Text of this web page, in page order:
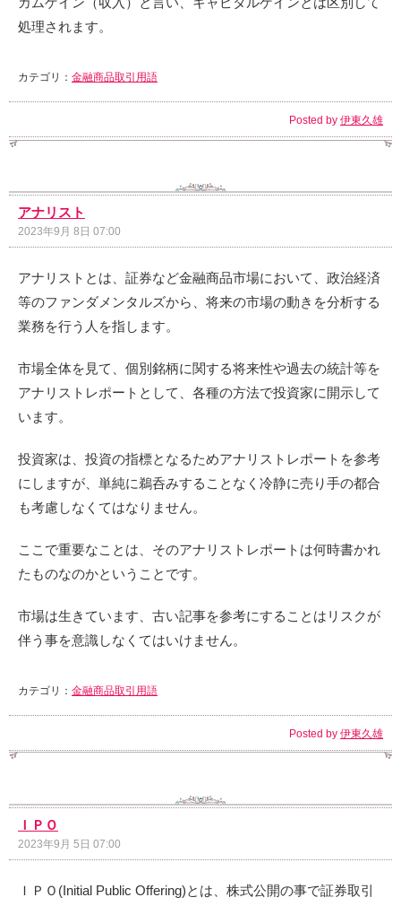
処理されます。
カテゴリ： 金融商品取引用語
Posted by 伊東久雄
アナリスト
2023年9月 8日 07:00
アナリストとは、証券など金融商品市場において、政治経済
等のファンダメンタルズから、将来の市場の動きを分析する
業務を行う人を指します。
市場全体を見て、個別銘柄に関する将来性や過去の統計等を
アナリストレポートとして、各種の方法で投資家に開示して
います。
投資家は、投資の指標となるためアナリストレポートを参考
にしますが、単純に鵜呑みすることなく冷静に売り手の都合
も考慮しなくてはなりません。
ここで重要なことは、そのアナリストレポートは何時書かれ
たものなのかということです。
市場は生きています、古い記事を参考にすることはリスクが
伴う事を意識しなくてはいけません。
カテゴリ： 金融商品取引用語
Posted by 伊東久雄
ＩＰＯ
2023年9月 5日 07:00
ＩＰＯ(Initial Public Offering)とは、株式公開の事で証券取引